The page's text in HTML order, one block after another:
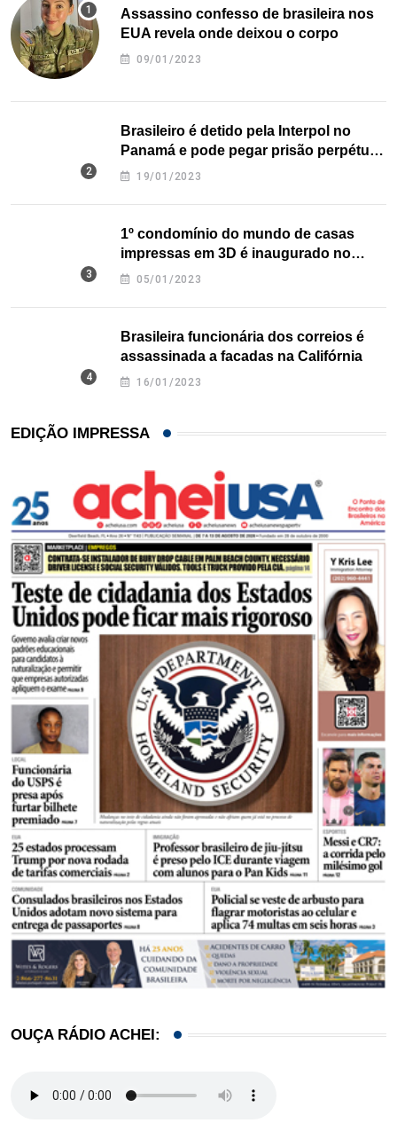
Assassino confesso de brasileira nos
EUA revela onde deixou o corpo
09/01/2023
Brasileiro é detido pela Interpol no
Panamá e pode pegar prisão perpétua
nos EUA
19/01/2023
1º condomínio do mundo de casas
impressas em 3D é inaugurado no
Texas
05/01/2023
Brasileira funcionária dos correios é
assassinada a facadas na Califórnia
16/01/2023
EDIÇÃO IMPRESSA
OUÇA RÁDIO ACHEI: